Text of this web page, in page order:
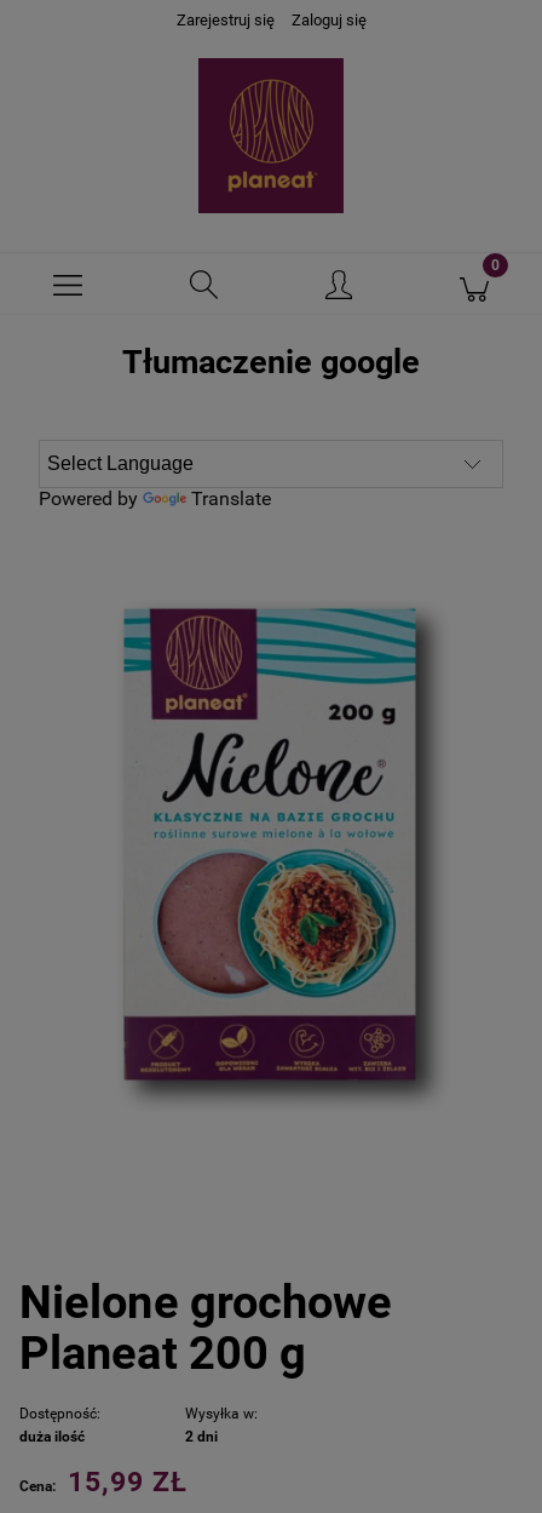
Zarejestruj się Zaloguj się
Tłumaczenie google
Powered by Translate
Nielone grochowe
Planeat 200 g
Dostępność:
duża ilość
Wysyłka w:
2 dni
Cena: 15,99 ZŁ